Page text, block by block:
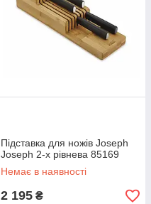
Підставка для ножів Joseph
Joseph 2-х рівнева 85169
Немає в наявності
2 195 ₴